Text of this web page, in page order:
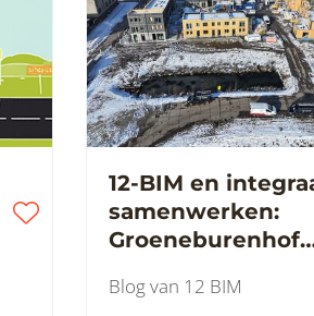
12-BIM en
samenwerken:
Groeneburenhof
Blog van 12 BIM